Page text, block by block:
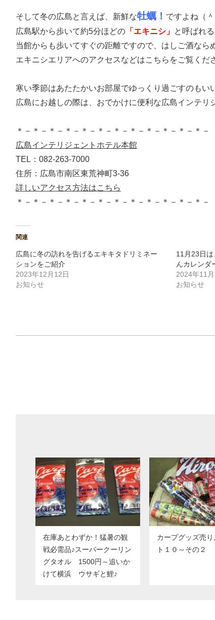
そして冬の広島と言えば、新鮮な牡蠣！ ですよね（＾
広島駅から歩いて約5分ほどの「エキニシ」 と呼ばれ
当館からも歩いてすぐの距離ですので、はしご酒なら
エキニシエリアへのアクセスなどはこちらをご覧くだ
寒い季節はあたたかいお部屋でゆっくり過ごすのもい
広島にお越しの際は、おでかけに便利な広島インテ
＊－＊－＊－＊－＊－＊－＊－＊－＊－＊－＊－＊－
広島インテリジェントホテル本館
TEL：082-263-7000
住所：広島市南区東荒神町3-36
詳しいアクセス方法はこちら
＊－＊－＊－＊－＊－＊－＊－＊－＊－＊－＊－＊－
関連
広島に冬の訪れを告げるエキキタドリミネー
ションをご紹介
2023年12月12日
お知らせ
11月23日
んカレンダ
2024年11月
お知らせ
在庫あとわずか！猛暑の観
戦必需品♪スーパークーリン
グタオル 1500円～追いか
けて横浜 ウサギと鯉♪
カープグッズ売り
ト１０～その２